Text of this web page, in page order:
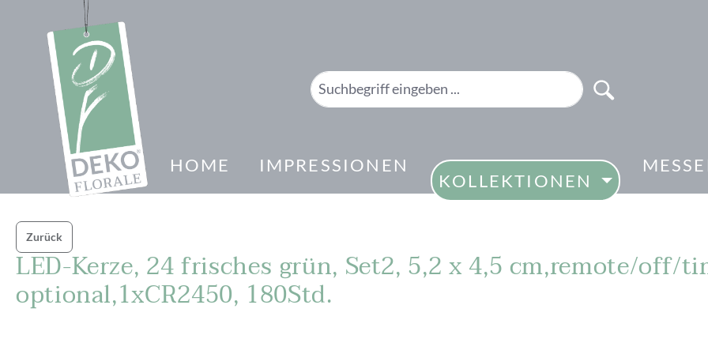
Zur Hauptnavigation springen
HOME IMPRESSIONEN
KOLLEKTIONEN
Zurück
LED-Kerze, 24 frisches grün, Set2, 5,2 x 4,5 cm,remote/off/
optional,1xCR2450, 180Std.